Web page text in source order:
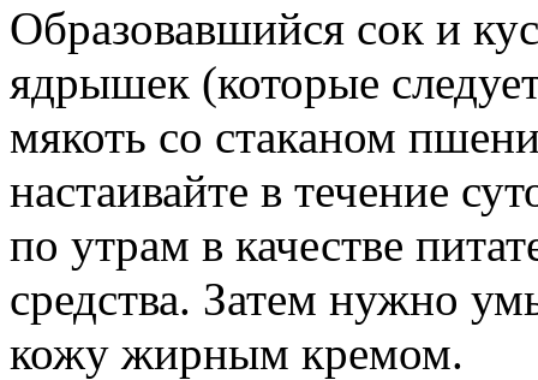
Образовавшийся сок и
ядрышек (которые
мякоть со стаканом
настаивайте в течение
по утрам в качестве
средства. Затем нужно
кожу жирным кремом.